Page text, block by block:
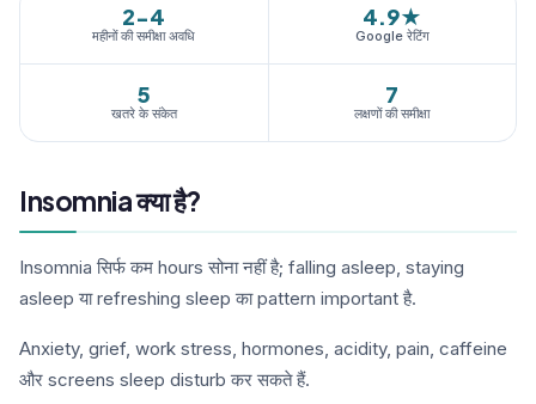
2-4
महीनों की समीक्षा अवधि
4.9★
Google रेटिंग
5
खतरे के संकेत
7
लक्षणों की समीक्षा
Insomnia क्या है?
Insomnia सिर्फ कम hours सोना नहीं है; falling asleep, staying
asleep या refreshing sleep का pattern important है.
Anxiety, grief, work stress, hormones, acidity, pain, caffeine
और screens sleep disturb कर सकते हैं.